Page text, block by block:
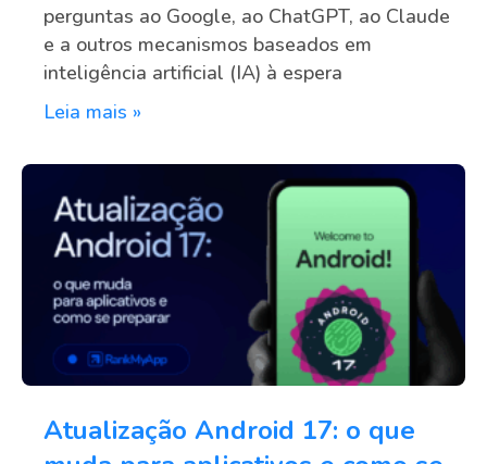
perguntas ao Google, ao ChatGPT, ao Claude
e a outros mecanismos baseados em
inteligência artificial (IA) à espera
Leia mais »
Atualização Android 17: o que